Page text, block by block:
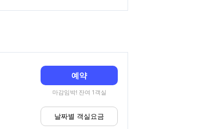
예약
마감임박! 잔여 1객실
날짜별 객실요금